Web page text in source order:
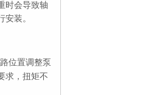
时会导致轴
装。
位置调整泵
求，扭矩不